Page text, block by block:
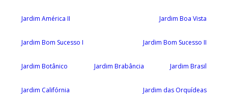
Jardim América II Jardim Boa Vista
Jardim Bom Sucesso I Jardim Bom Sucesso II
Jardim Botânico Jardim Brabância Jardim Brasil
Jardim Califórnia Jardim das Orquídeas